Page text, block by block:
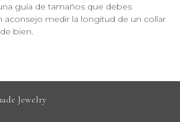
guía de tamaños que debes
aconsejo medir la longitud de un collar
bien.
Jewelry